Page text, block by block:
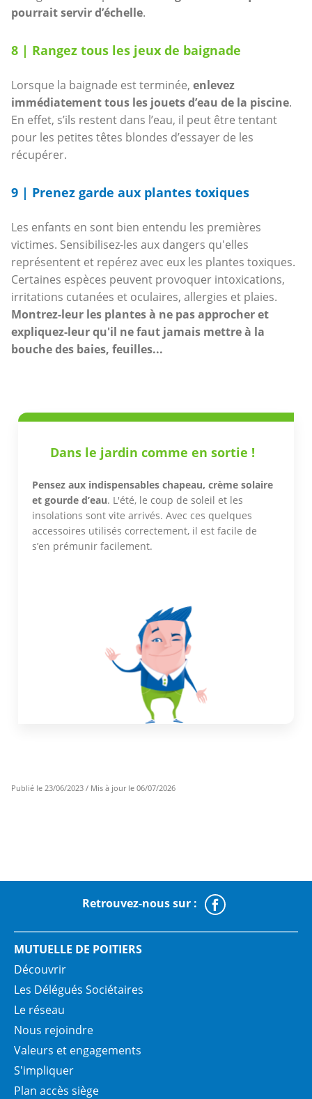
pourrait servir d’échelle.
8 | Rangez tous les jeux de baignade
Lorsque la baignade est terminée, enlevez
immédiatement tous les jouets d’eau de la piscine.
En effet, s’ils restent dans l’eau, il peut être tentant
pour les petites têtes blondes d’essayer de les
récupérer.
9 | Prenez garde aux plantes toxiques
Les enfants en sont bien entendu les premières
victimes. Sensibilisez-les aux dangers qu'elles
représentent et repérez avec eux les plantes toxiques.
Certaines espèces peuvent provoquer intoxications,
irritations cutanées et oculaires, allergies et plaies.
Montrez-leur les plantes à ne pas approcher et
expliquez-leur qu'il ne faut jamais mettre à la
bouche des baies, feuilles...
Dans le jardin comme en sortie !
Pensez aux indispensables chapeau, crème solaire
et gourde d’eau. L'été, le coup de soleil et les
insolations sont vite arrivés. Avec ces quelques
accessoires utilisés correctement, il est facile de
s’en prémunir facilement.
Publié le 23/06/2023 / Mis à jour le 06/07/2026
Retrouvez-nous sur :
MUTUELLE DE POITIERS
Découvrir
Les Délégués Sociétaires
Le réseau
Nous rejoindre
Valeurs et engagements
S'impliquer
Plan accès siège